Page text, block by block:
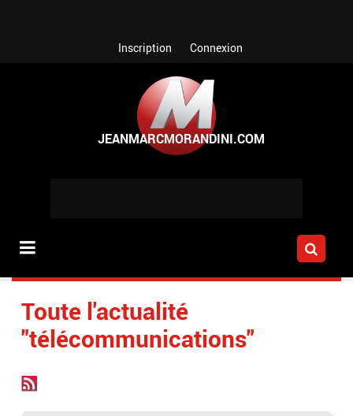
Inscription Connexion
Toute l'actualité
"télécommunications"